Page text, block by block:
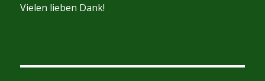
Vielen lieben Dank!